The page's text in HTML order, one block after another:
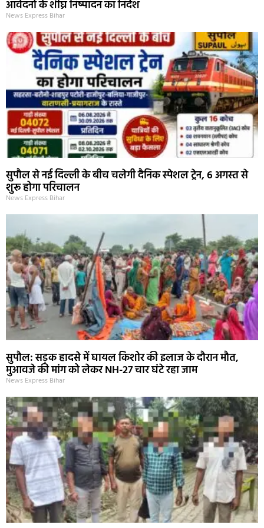
आवेदनों के शीघ्र निष्पादन का निर्देश
News Express Bihar
सुपौल से नई दिल्ली के बीच चलेगी दैनिक स्पेशल ट्रेन, 6 अगस्त से
शुरू होगा परिचालन
News Express Bihar
सुपौल: सड़क हादसे में घायल किशोर की इलाज के दौरान मौत,
मुआवजे की मांग को लेकर NH-27 चार घंटे रहा जाम
News Express Bihar